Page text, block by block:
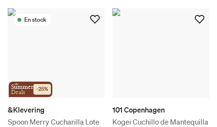
En stock
the
Summer
Deals -25%
&Klevering
Spoon Merry Cucharilla Lote
101 Copenhagen
Kogei Cuchillo de Mantequilla